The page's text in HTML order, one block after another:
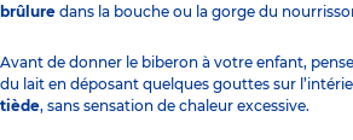
brûlure dans la bouche ou la gorge du
Avant de donner le biberon à votre enfant,
du lait en déposant quelques gouttes sur
tiède, sans sensation de chaleur excessive.